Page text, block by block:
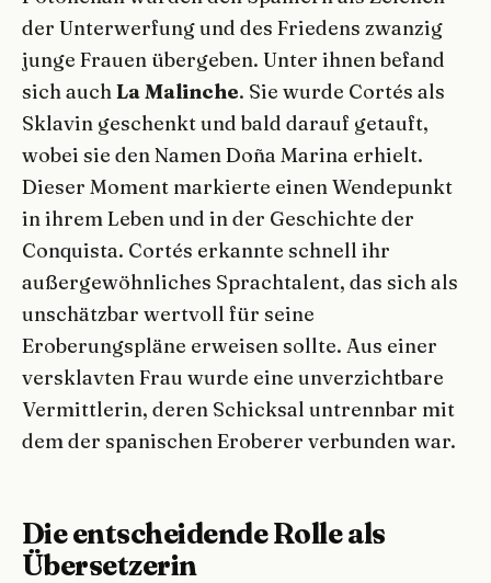
der Unterwerfung und des Friedens zwanzig
junge Frauen übergeben. Unter ihnen befand
sich auchLa Malinche. Sie wurde Cortés als
Sklavin geschenkt und bald darauf getauft,
wobei sie den Namen Doña Marina erhielt.
Dieser Moment markierte einen Wendepunkt
in ihrem Leben und in der Geschichte der
Conquista. Cortés erkannte schnell ihr
außergewöhnliches Sprachtalent, das sich als
unschätzbar wertvoll für seine
Eroberungspläne erweisen sollte. Aus einer
versklavten Frau wurde eine unverzichtbare
Vermittlerin, deren Schicksal untrennbar mit
dem der spanischen Eroberer verbunden war.
Die entscheidende Rolle als
Übersetzerin